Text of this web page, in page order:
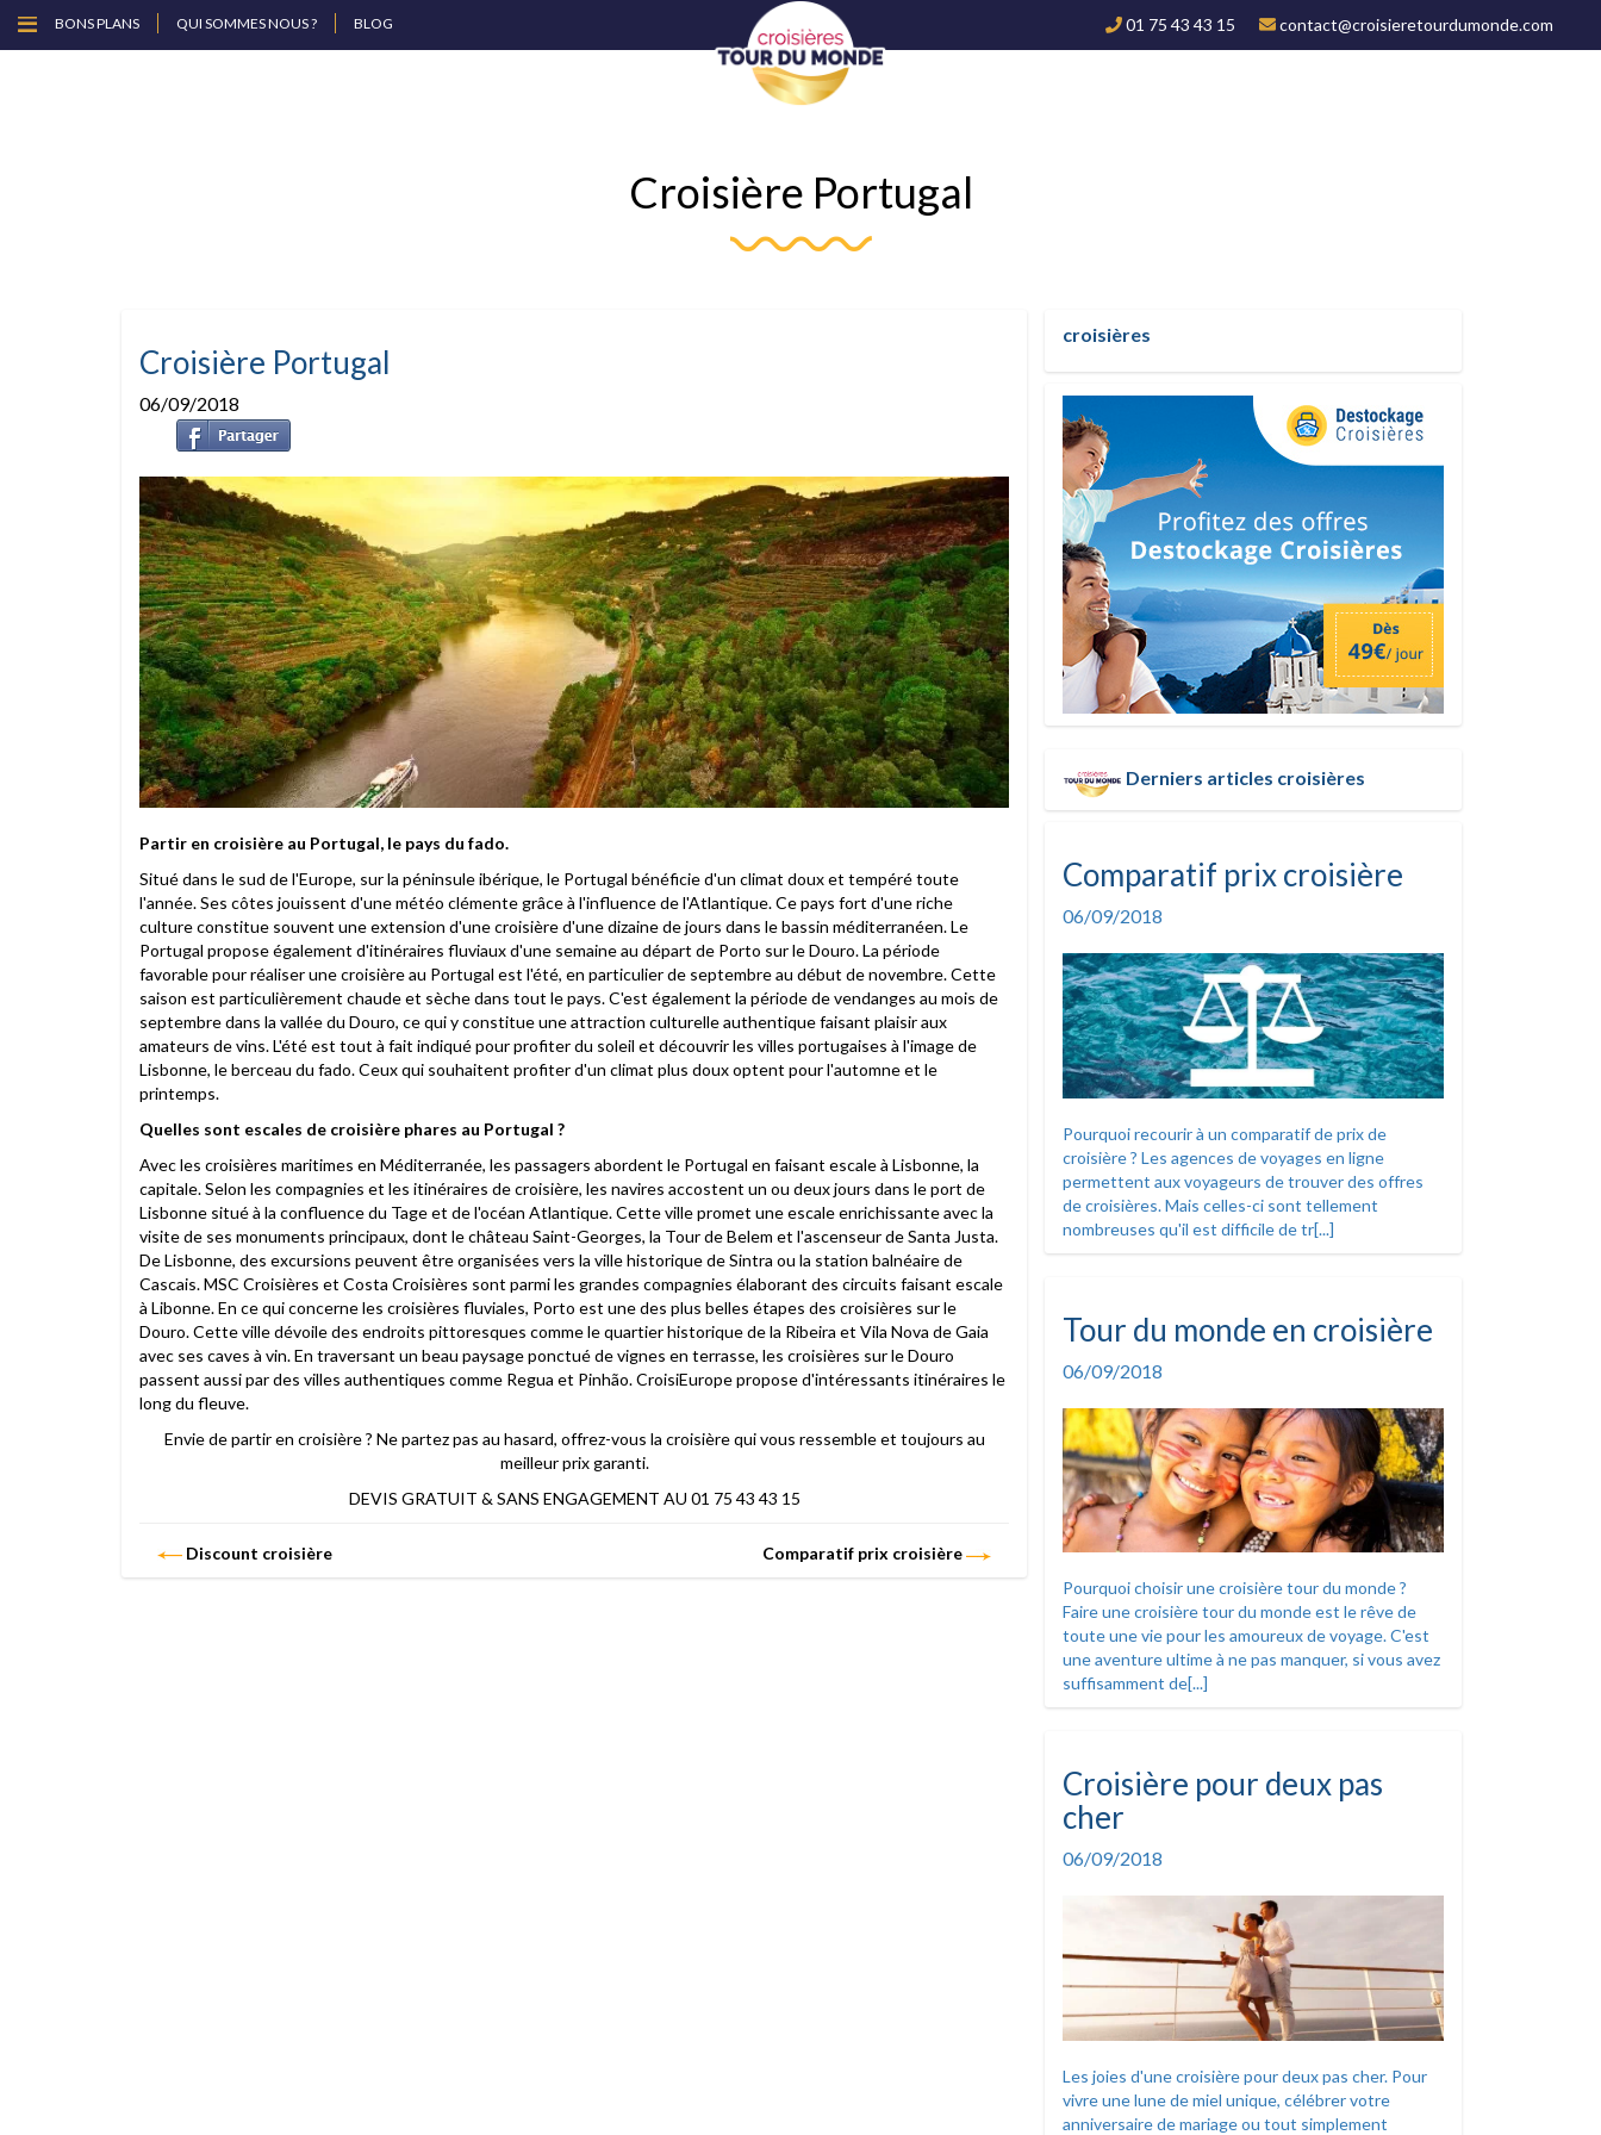
BONS PLANS QUI SOMMES NOUS ? BLOG contact@croisieretourdumonde.com
01 75 43 43 15
Croisière Portugal
Croisière Portugal
06/09/2018
Partir en croisière au Portugal, le pays du fado.
Situé dans le sud de l'Europe, sur la péninsule ibérique, le Portugal bénéficie d'un climat doux et tempéré toute
l'année. Ses côtes jouissent d'une météo clémente grâce à l'influence de l'Atlantique. Ce pays fort d'une riche
culture constitue souvent une extension d'une croisière d'une dizaine de jours dans le bassin méditerranéen. Le
Portugal propose également d'itinéraires fluviaux d'une semaine au départ de Porto sur le Douro. La période
favorable pour réaliser une croisière au Portugal est l'été, en particulier de septembre au début de novembre. Cette
saison est particulièrement chaude et sèche dans tout le pays. C'est également la période de vendanges au mois de
septembre dans la vallée du Douro, ce qui y constitue une attraction culturelle authentique faisant plaisir aux
amateurs de vins. L'été est tout à fait indiqué pour profiter du soleil et découvrir les villes portugaises à l'image de
Lisbonne, le berceau du fado. Ceux qui souhaitent profiter d'un climat plus doux optent pour l'automne et le
printemps.
Quelles sont escales de croisière phares au Portugal ?
Avec les croisières maritimes en Méditerranée, les passagers abordent le Portugal en faisant escale à Lisbonne, la
capitale. Selon les compagnies et les itinéraires de croisière, les navires accostent un ou deux jours dans le port de
Lisbonne situé à la confluence du Tage et de l'océan Atlantique. Cette ville promet une escale enrichissante avec la
visite de ses monuments principaux, dont le château Saint-Georges, la Tour de Belem et l'ascenseur de Santa Justa.
De Lisbonne, des excursions peuvent être organisées vers la ville historique de Sintra ou la station balnéaire de
Cascais. MSC Croisières et Costa Croisières sont parmi les grandes compagnies élaborant des circuits faisant escale
à Libonne. En ce qui concerne les croisières fluviales, Porto est une des plus belles étapes des croisières sur le
Douro. Cette ville dévoile des endroits pittoresques comme le quartier historique de la Ribeira et Vila Nova de Gaia
avec ses caves à vin. En traversant un beau paysage ponctué de vignes en terrasse, les croisières sur le Douro
passent aussi par des villes authentiques comme Regua et Pinhão. CroisiEurope propose d'intéressants itinéraires le
long du fleuve.
Envie de partir en croisière ? Ne partez pas au hasard, offrez-vous la croisière qui vous ressemble et toujours au
meilleur prix garanti.
DEVIS GRATUIT & SANS ENGAGEMENT AU 01 75 43 43 15
Discount croisière Comparatif prix croisière
croisières
Derniers articles croisières
Comparatif prix croisière
06/09/2018
Pourquoi recourir à un comparatif de prix de
croisière ? Les agences de voyages en ligne
permettent aux voyageurs de trouver des offres
de croisières. Mais celles-ci sont tellement
nombreuses qu'il est difficile de tr[...]
Tour du monde en croisière
06/09/2018
Pourquoi choisir une croisière tour du monde ?
Faire une croisière tour du monde est le rêve de
toute une vie pour les amoureux de voyage. C'est
une aventure ultime à ne pas manquer, si vous avez
suffisamment de[...]
Croisière pour deux pas
cher
06/09/2018
Les joies d'une croisière pour deux pas cher. Pour
vivre une lune de miel unique, célébrer votre
anniversaire de mariage ou tout simplement